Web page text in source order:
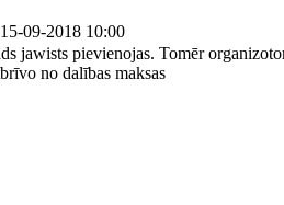
09-2018 10:00
jawists pievienojas. Tomēr
no dalības maksas